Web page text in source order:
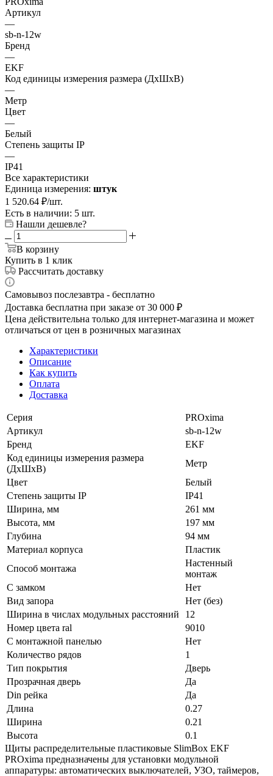
Артикул
—
sb-n-12w
Бренд
—
EKF
Код единицы измерения размера (ДхШхВ)
—
Метр
Цвет
—
Белый
Степень защиты IP
—
IP41
Все характеристики
Единица измерения: штук
1 520.64 ₽/шт.
Есть в наличии: 5 шт.
Нашли дешевле?
В корзину
Купить в 1 клик
Рассчитать доставку
Самовывоз послезавтра - бесплатно
Доставка бесплатна при заказе от 30 000 ₽
Цена действительна только для интернет-магазина и может
отличаться от цен в розничных магазинах
Характеристики
Описание
Как купить
Оплата
Доставка
Серия
PROxima
Артикул
sb-n-12w
Бренд
EKF
Код единицы измерения размера
(ДхШхВ)
Метр
Цвет
Белый
Степень защиты IP
IP41
Ширина, мм
261 мм
Высота, мм
197 мм
Глубина
94 мм
Материал корпуса
Пластик
Способ монтажа
Настенный
монтаж
С замком
Нет
Вид запора
Нет (без)
Ширина в числах модульных расстояний
12
Номер цвета ral
9010
С монтажной панелью
Нет
Количество рядов
1
Тип покрытия
Дверь
Прозрачная дверь
Да
Din рейка
Да
Длина
0.27
Ширина
0.21
Высота
0.1
Щиты распределительные пластиковые SlimBox EKF
PROxima предназначены для установки модульной
аппаратуры: автоматических выключателей, УЗО, таймеров,